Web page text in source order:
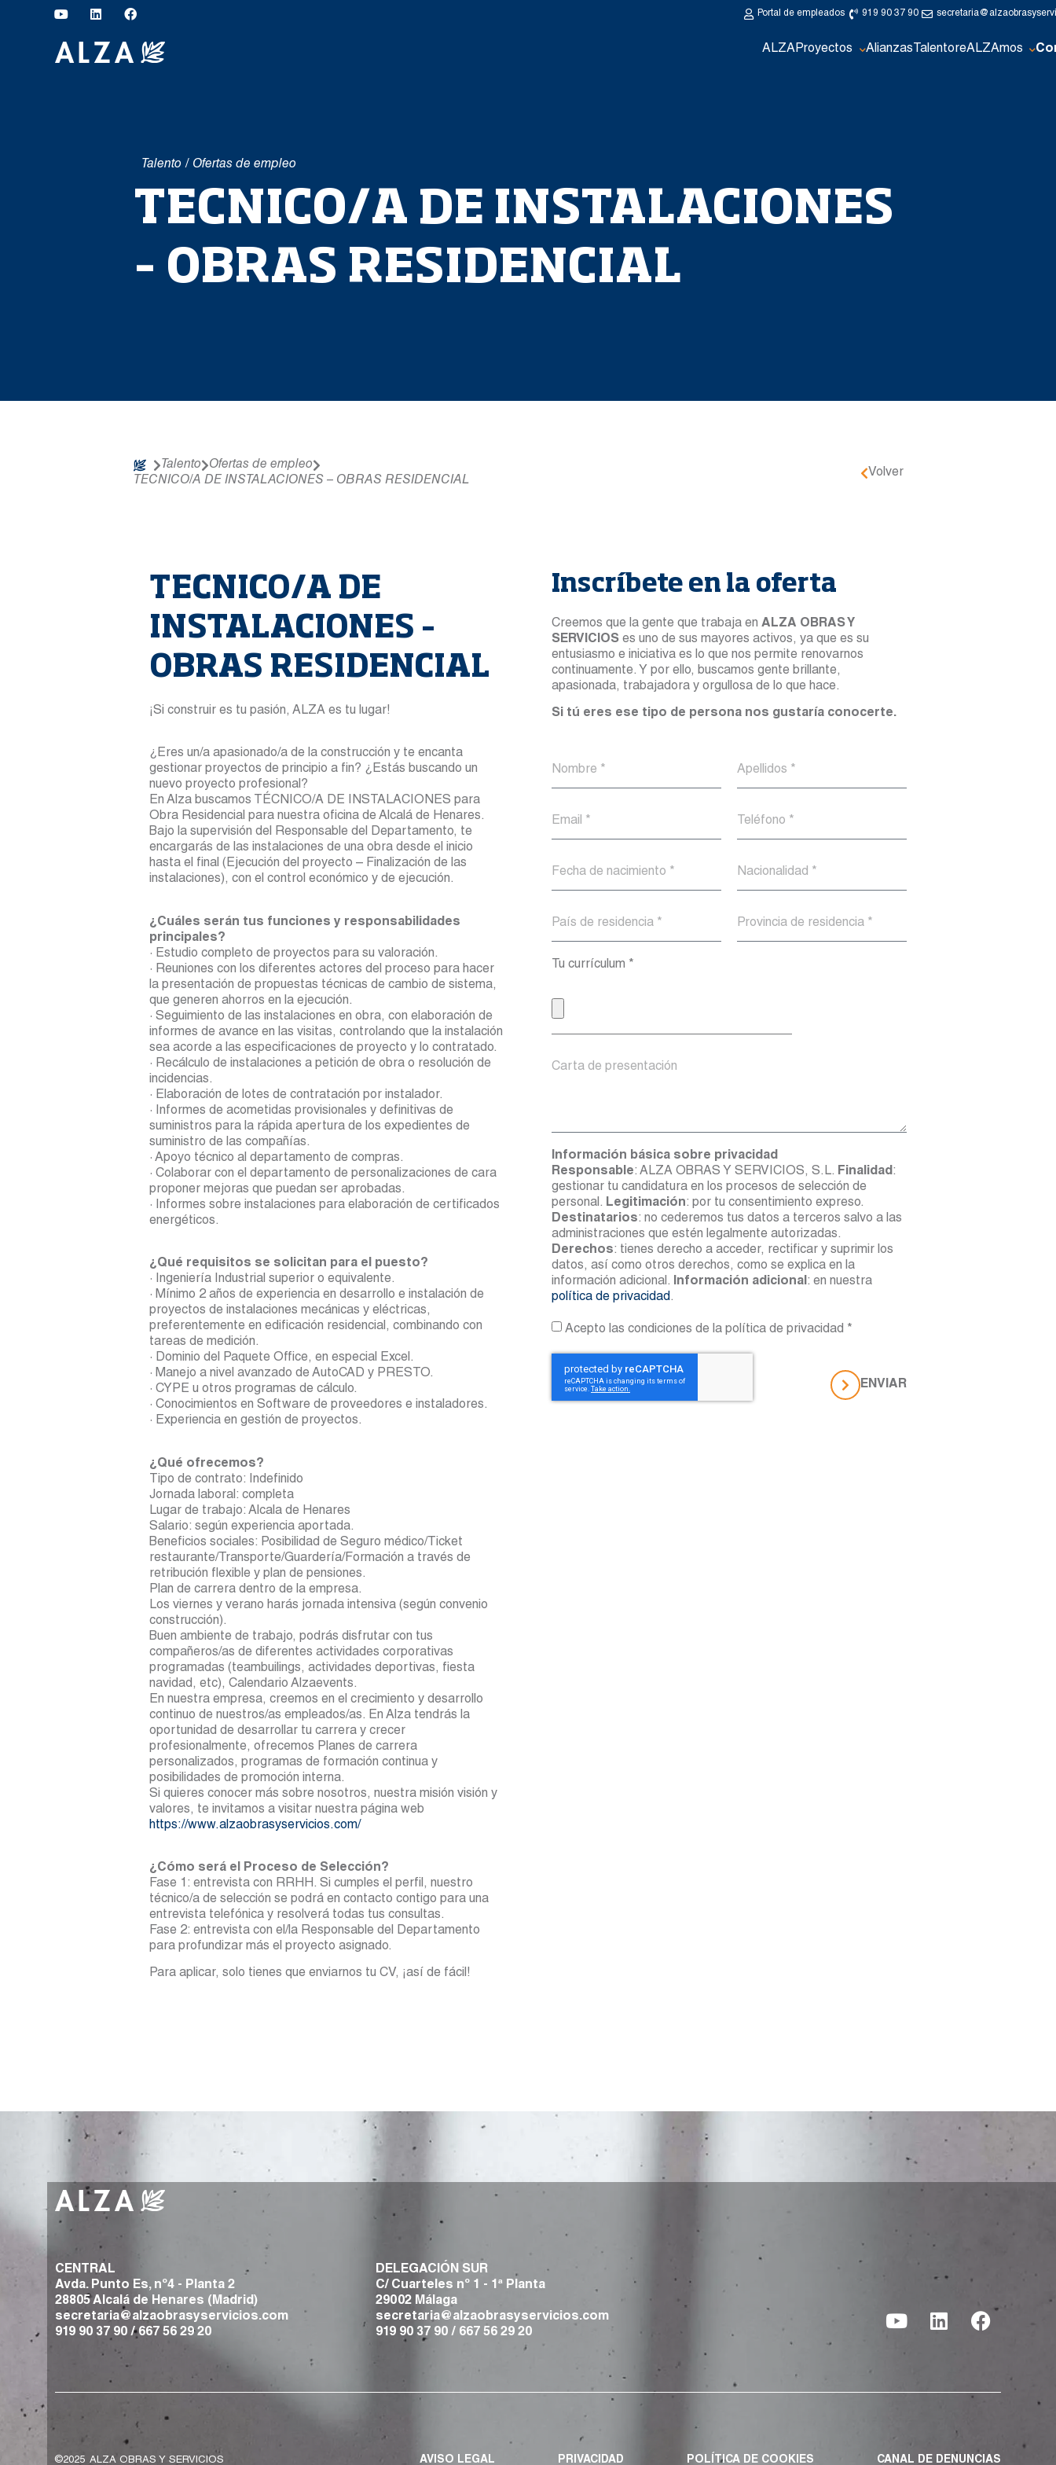
Portal de empleados 919 90 37 90
ALZAProyectos Alianzas TalentoreALZAmos
Talento / Ofertas de empleo
TECNICO/A DE INSTALACIONES
– OBRAS RESIDENCIAL
Talento
Ofertas de empleo
TECNICO/A DE INSTALACIONES – OBRAS RESIDENCIAL
Volver
TECNICO/A DE
INSTALACIONES –
OBRAS RESIDENCIAL
¡Si construir es tu pasión, ALZA es tu lugar!
¿Eres un/a apasionado/a de la construcción y te encanta
gestionar proyectos de principio a fin? ¿Estás buscando un
nuevo proyecto profesional?
En Alza buscamos TÉCNICO/A DE INSTALACIONES para
Obra Residencial para nuestra oficina de Alcalá de Henares.
Bajo la supervisión del Responsable del Departamento, te
encargarás de las instalaciones de una obra desde el inicio
hasta el final (Ejecución del proyecto – Finalización de las
instalaciones), con el control económico y de ejecución.
¿Cuáles serán tus funciones y responsabilidades
principales?
· Estudio completo de proyectos para su valoración.
· Reuniones con los diferentes actores del proceso para hacer
la presentación de propuestas técnicas de cambio de sistema,
que generen ahorros en la ejecución.
· Seguimiento de las instalaciones en obra, con elaboración de
informes de avance en las visitas, controlando que la instalación
sea acorde a las especificaciones de proyecto y lo contratado.
· Recálculo de instalaciones a petición de obra o resolución de
incidencias.
· Elaboración de lotes de contratación por instalador.
· Informes de acometidas provisionales y definitivas de
suministros para la rápida apertura de los expedientes de
suministro de las compañías.
· Apoyo técnico al departamento de compras.
· Colaborar con el departamento de personalizaciones de cara
proponer mejoras que puedan ser aprobadas.
· Informes sobre instalaciones para elaboración de certificados
energéticos.
¿Qué requisitos se solicitan para el puesto?
· Ingeniería Industrial superior o equivalente.
· Mínimo 2 años de experiencia en desarrollo e instalación de
proyectos de instalaciones mecánicas y eléctricas,
preferentemente en edificación residencial, combinando con
tareas de medición.
· Dominio del Paquete Office, en especial Excel.
· Manejo a nivel avanzado de AutoCAD y PRESTO.
· CYPE u otros programas de cálculo.
· Conocimientos en Software de proveedores e instaladores.
· Experiencia en gestión de proyectos.
¿Qué ofrecemos?
Tipo de contrato: Indefinido
Jornada laboral: completa
Lugar de trabajo: Alcala de Henares
Salario: según experiencia aportada.
Beneficios sociales: Posibilidad de Seguro médico/Ticket
restaurante/Transporte/Guardería/Formación a través de
retribución flexible y plan de pensiones.
Plan de carrera dentro de la empresa.
Los viernes y verano harás jornada intensiva (según convenio
construcción).
Buen ambiente de trabajo, podrás disfrutar con tus
compañeros/as de diferentes actividades corporativas
programadas (teambuilings, actividades deportivas, fiesta
navidad, etc), Calendario Alzaevents.
En nuestra empresa, creemos en el crecimiento y desarrollo
continuo de nuestros/as empleados/as. En Alza tendrás la
oportunidad de desarrollar tu carrera y crecer
profesionalmente, ofrecemos Planes de carrera
personalizados, programas de formación continua y
posibilidades de promoción interna.
Si quieres conocer más sobre nosotros, nuestra misión visión y
valores, te invitamos a visitar nuestra página web
https://www.alzaobrasyservicios.com/
¿Cómo será el Proceso de Selección?
Fase 1: entrevista con RRHH. Si cumples el perfil, nuestro
técnico/a de selección se podrá en contacto contigo para una
entrevista telefónica y resolverá todas tus consultas.
Fase 2: entrevista con el/la Responsable del Departamento
para profundizar más el proyecto asignado.
Para aplicar, solo tienes que enviarnos tu CV, ¡así de fácil!
Inscríbete en la oferta
Creemos que la gente que trabaja en ALZA OBRAS Y
SERVICIOS es uno de sus mayores activos, ya que es su
entusiasmo e iniciativa es lo que nos permite renovarnos
continuamente. Y por ello, buscamos gente brillante,
apasionada, trabajadora y orgullosa de lo que hace.
Si tú eres ese tipo de persona nos gustaría conocerte.
Tu currículum *
Información básica sobre privacidad
Responsable: ALZA OBRAS Y SERVICIOS, S.L. Finalidad:
gestionar tu candidatura en los procesos de selección de
personal. Legitimación: por tu consentimiento expreso.
Destinatarios: no cederemos tus datos a terceros salvo a las
administraciones que estén legalmente autorizadas.
Derechos: tienes derecho a acceder, rectificar y suprimir los
datos, así como otros derechos, como se explica en la
información adicional. Información adicional: en nuestra
política de privacidad.
Acepto las condiciones de la política de privacidad *
ENVIAR
CENTRAL
Avda. Punto Es, nº4 - Planta 2
28805 Alcalá de Henares (Madrid)
secretaria@alzaobrasyservicios.com
919 90 37 90 / 667 56 29 20
DELEGACIÓN SUR
C/ Cuarteles nº 1 - 1ª Planta
29002 Málaga
secretaria@alzaobrasyservicios.com
919 90 37 90 / 667 56 29 20
©2025 ALZA OBRAS Y SERVICIOS AVISO LEGAL PRIVACIDAD POLÍTICA DE COOKIES CANAL DE DENUNCIAS